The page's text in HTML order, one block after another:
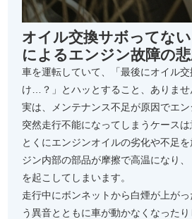
オイル交換サボってな
によるエンジン故障の悲
車を運転していて、「最後にオイル
け…？」とハッとすること、ありませ
実は、メンテナンス不足が原因でエ
突然走行不能になってしまうケースは
とくにエンジンオイルの劣化や不足
ジン内部の部品が摩擦で高温になり、
を起こしてしまいます。
走行中にボンネットから白煙が上が
う異音とともに車が動かなくなった